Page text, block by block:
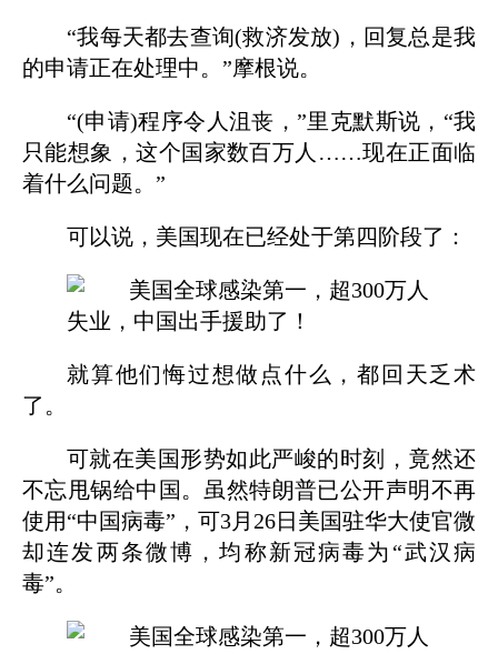
“我每天都去查询(救济发放)，回复总是我
的申请正在处理中。”摩根说。
“(申请)程序令人沮丧，”里克默斯说，“我
只能想象，这个国家数百万人……现在正面临
着什么问题。”
可以说，美国现在已经处于第四阶段了：
就算他们悔过想做点什么，都回天乏术
了。
可就在美国形势如此严峻的时刻，竟然还
不忘甩锅给中国。虽然特朗普已公开声明不再
使用“中国病毒”，可3月26日美国驻华大使官微
却连发两条微博，均称新冠病毒为“武汉病
毒”。